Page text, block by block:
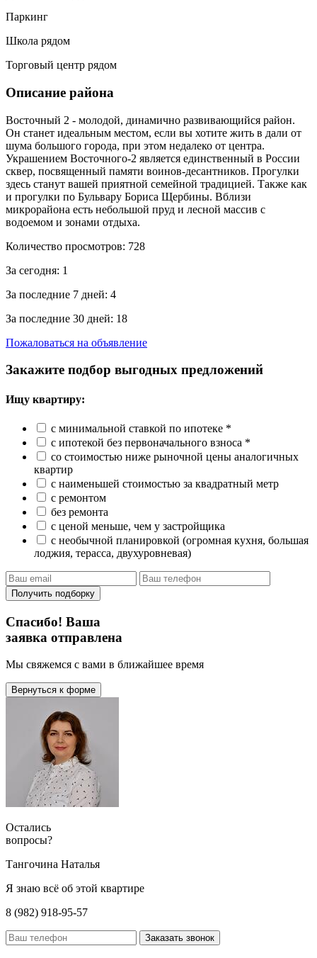
Паркинг
Школа рядом
Торговый центр рядом
Описание района
Восточный 2 - молодой, динамично развивающийся район.
Он станет идеальным местом, если вы хотите жить в дали от
шума большого города, при этом недалеко от центра.
Украшением Восточного-2 является единственный в России
сквер, посвященный памяти воинов-десантников. Прогулки
здесь станут вашей приятной семейной традицией. Также как
и прогулки по Бульвару Бориса Щербины. Вблизи
микрорайона есть небольшой пруд и лесной массив с
водоемом и зонами отдыха.
Количество просмотров: 728
За сегодня: 1
За последние 7 дней: 4
За последние 30 дней: 18
Пожаловаться на объявление
Закажите подбор выгодных предложений
Ищу квартиру:
с минимальной ставкой по ипотеке *
с ипотекой без первоначального взноса *
со стоимостью ниже рыночной цены аналогичных
квартир
с наименьшей стоимостью за квадратный метр
с ремонтом
без ремонта
с ценой меньше, чем у застройщика
с необычной планировкой (огромная кухня, большая
лоджия, терасса, двухуровневая)
Получить подборку
Спасибо! Ваша
заявка отправлена
Мы свяжемся с вами в ближайшее время
Вернуться к форме
Остались
вопросы?
Тангочина Наталья
Я знаю всё об этой квартире
8 (982) 918-95-57
Заказать звонок